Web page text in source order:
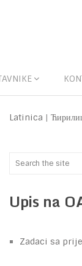
Latinica |
Upis na
Zadaci sa